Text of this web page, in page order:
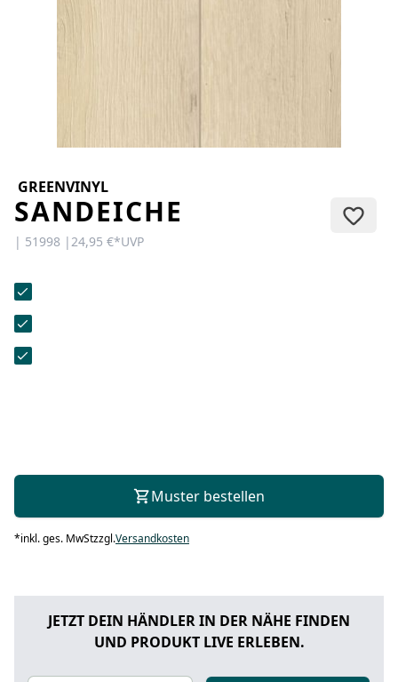
KONTAKT
Unser Team ist für Sie da –
schnell, freundlich und
unser Kontaktformular.
GREENVINYL
SANDEICHE
| 51998 | 24,95 €*UVP
Muster bestellen
*inkl. ges. MwStzzgl.Versandkosten
JETZT DEIN HÄNDLER IN DER NÄHE FINDEN
UND PRODUKT LIVE ERLEBEN.